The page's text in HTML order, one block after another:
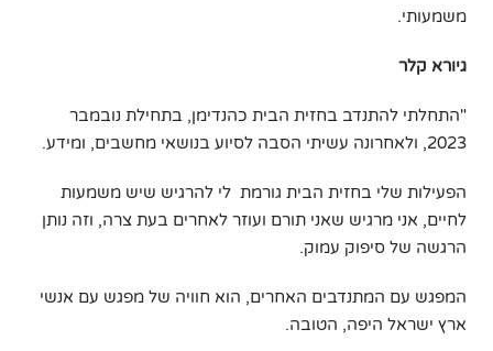
משמעותי.
גיורא קלר
"התחלתי להתנדב בחזית הבית כהנדימן, בתחילת נובמבר
2023, ולאחרונה עשיתי הסבה לסיוע בנושאי מחשבים, ומידע.
הפעילות שלי בחזית הבית גורמת לי להרגיש שיש משמעות
לחיים, אני מרגיש שאני תורם ועוזר לאחרים בעת צרה, וזה נותן
הרגשה של סיפוק עמוק.
המפגש עם המתנדבים האחרים, הוא חוויה של מפגש עם אנשי
ארץ ישראל היפה, הטובה.